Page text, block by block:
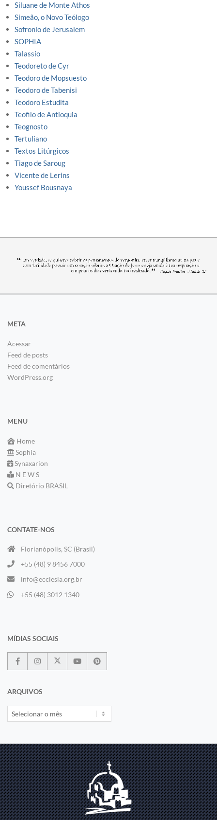
Siluane de Monte Athos
Simeão, o Novo Teólogo
Sofronio de Jerusalem
SOPHIA
Talassio
Teodoreto de Cyr
Teodoro de Mopsuesto
Teodoro de Tabenisi
Teodoro Estudita
Teofilo de Antioquia
Teognosto
Tertuliano
Textos Litúrgicos
Tiago de Saroug
Vicente de Lerins
Youssef Bousnaya
META
Acessar
Feed de posts
Feed de comentários
WordPress.org
MENU
Home
Sophia
Synaxarion
N E W S
Diretório BRASIL
CONTATE-NOS
Florianópolis, SC (Brasil)
+55 (48) 9 8456 7000
info@ecclesia.org.br
+55 (48) 3012 1340
MÍDIAS SOCIAIS
ARQUIVOS